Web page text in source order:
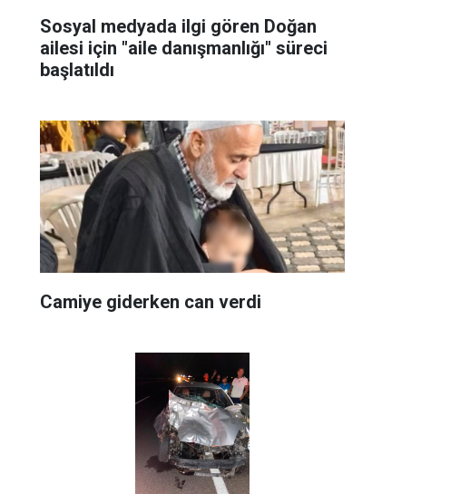
Sosyal medyada ilgi gören Doğan
ailesi için "aile danışmanlığı" süreci
başlatıldı
Camiye giderken can verdi